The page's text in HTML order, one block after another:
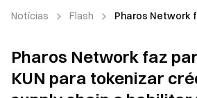
Notícias Flash Pharos Network
Pharos Network faz
KUN para tokenizar